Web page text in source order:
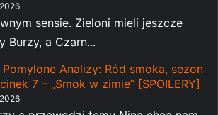
sensie. Zieloni mieli jeszcze
Burzy, a Czarn...
Pomylone Analizy: Ród smoka, sezon
7 – „Smok w zimie” [SPOILERY]